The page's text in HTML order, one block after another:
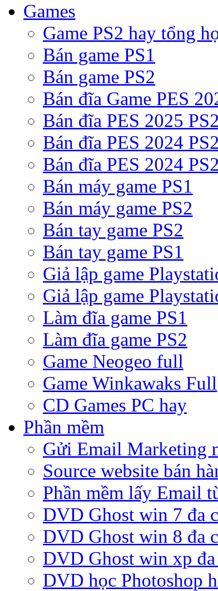
Games
Game PS2 hay tổng
Bán game PS1
Bán game PS2
Bán đĩa Game PES
Bán đĩa PES 2025
Bán đĩa PES 2024
Bán đĩa PES 2024
Bán máy game PS1
Bán máy game PS2
Bán tay game PS2
Bán tay game PS1
Giả lập game
Giả lập game
Làm đĩa game PS1
Làm đĩa game PS2
Game Neogeo full
Game Winkawaks Full
CD Games PC hay
Phần mềm
Gửi Email Marketing
Source website bán
Phần mềm lấy Email
DVD Ghost win 7 đa
DVD Ghost win 8 đa
DVD Ghost win xp
DVD học Photoshop